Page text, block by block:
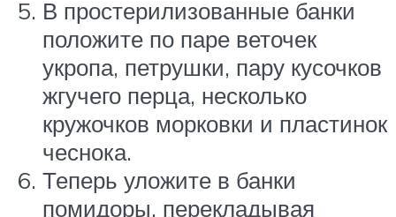
В простерилизованные банки
положите по паре веточек
укропа, петрушки, пару кусочков
жгучего перца, несколько
кружочков морковки и пластинок
чеснока.
Теперь уложите в банки
помидоры, перекладывая